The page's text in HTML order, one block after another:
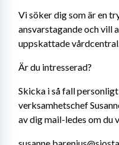
Vi söker dig som är en
ansvarstagande och vill
uppskattade
Är du intresserad?
Skicka i så fall
verksamhetschef
av dig mail-ledes om du